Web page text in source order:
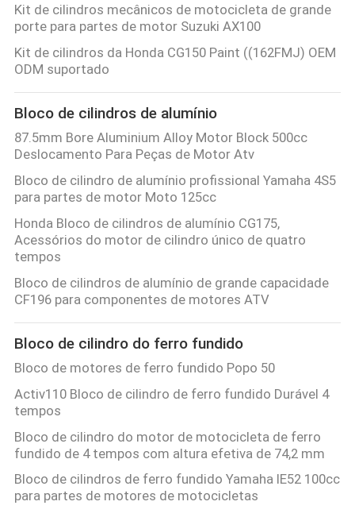
NOTÍCIA
PEÇA
UMAS
CITAÇÕES
MAPA
DO
SITE
PRIVACY
POLICY
Kit de cilindros mecânicos de motocicleta de grande
porte para partes de motor Suzuki AX100
Kit de cilindros da Honda CG150 Paint ((162FMJ) OEM
ODM suportado
Bloco de cilindros de alumínio
87.5mm Bore Aluminium Alloy Motor Block 500cc
Deslocamento Para Peças de Motor Atv
Bloco de cilindro de alumínio profissional Yamaha 4S5
para partes de motor Moto 125cc
Honda Bloco de cilindros de alumínio CG175,
Acessórios do motor de cilindro único de quatro
tempos
Bloco de cilindros de alumínio de grande capacidade
CF196 para componentes de motores ATV
Bloco de cilindro do ferro fundido
Bloco de motores de ferro fundido Popo 50
Activ110 Bloco de cilindro de ferro fundido Durável 4
tempos
Bloco de cilindro do motor de motocicleta de ferro
fundido de 4 tempos com altura efetiva de 74,2 mm
Bloco de cilindros de ferro fundido Yamaha IE52 100cc
para partes de motores de motocicletas